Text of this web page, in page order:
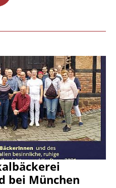
bei München